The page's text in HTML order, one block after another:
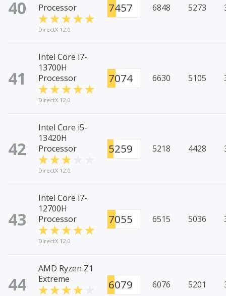
40
Processor
DirectX 12.0
7457 6848 5273
41
Intel Core i7-
13700H
Processor
DirectX 12.0
7074 6630 5105
42
Intel Core i5-
13420H
Processor
DirectX 12.0
5259 5218 4428
43
Intel Core i7-
12700H
Processor
DirectX 12.0
7055 6515 5036
44
AMD Ryzen Z1
Extreme
6079 6076 5201